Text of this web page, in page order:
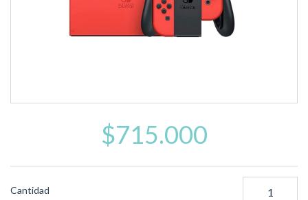
$715.000
Cantidad